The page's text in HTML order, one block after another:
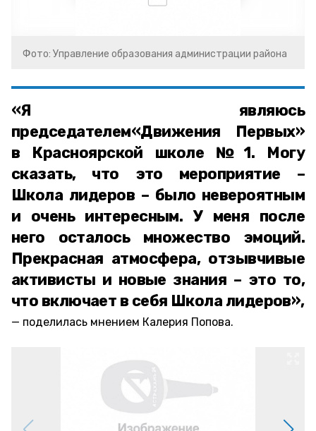
Фото: Управление образования администрации района
«Я являюсь
председателем«Движения Первых»
в Красноярской школе №1. Могу
сказать, что это мероприятие –
Школа лидеров – было невероятным
и очень интересным. У меня после
него осталось множество эмоций.
Прекрасная атмосфера, отзывчивые
активисты и новые знания – это то,
что включает в себя Школа лидеров»,
поделилась мнением Калерия Попова.